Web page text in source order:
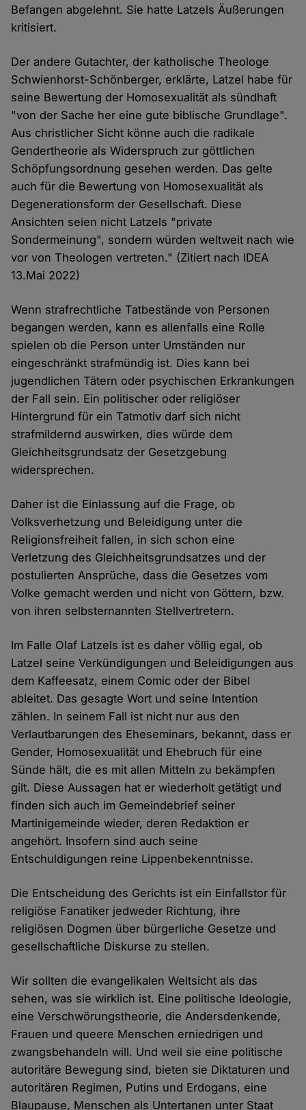
Befangen abgelehnt. Sie hatte Latzels Äußerungen
kritisiert.
Der andere Gutachter, der katholische Theologe
Schwienhorst-Schönberger, erklärte, Latzel habe für
seine Bewertung der Homosexualität als sündhaft
"von der Sache her eine gute biblische Grundlage".
Aus christlicher Sicht könne auch die radikale
Gendertheorie als Widerspruch zur göttlichen
Schöpfungsordnung gesehen werden. Das gelte
auch für die Bewertung von Homosexualität als
Degenerationsform der Gesellschaft. Diese
Ansichten seien nicht Latzels "private
Sondermeinung", sondern würden weltweit nach wie
vor von Theologen vertreten." (Zitiert nach IDEA
13.Mai 2022)
Wenn strafrechtliche Tatbestände von Personen
begangen werden, kann es allenfalls eine Rolle
spielen ob die Person unter Umständen nur
eingeschränkt strafmündig ist. Dies kann bei
jugendlichen Tätern oder psychischen Erkrankungen
der Fall sein. Ein politischer oder religiöser
Hintergrund für ein Tatmotiv darf sich nicht
strafmildernd auswirken, dies würde dem
Gleichheitsgrundsatz der Gesetzgebung
widersprechen.
Daher ist die Einlassung auf die Frage, ob
Volksverhetzung und Beleidigung unter die
Religionsfreiheit fallen, in sich schon eine
Verletzung des Gleichheitsgrundsatzes und der
postulierten Ansprüche, dass die Gesetzes vom
Volke gemacht werden und nicht von Göttern, bzw.
von ihren selbsternannten Stellvertretern.
Im Falle Olaf Latzels ist es daher völlig egal, ob
Latzel seine Verkündigungen und Beleidigungen aus
dem Kaffeesatz, einem Comic oder der Bibel
ableitet. Das gesagte Wort und seine Intention
zählen. In seinem Fall ist nicht nur aus den
Verlautbarungen des Eheseminars, bekannt, dass er
Gender, Homosexualität und Ehebruch für eine
Sünde hält, die es mit allen Mitteln zu bekämpfen
gilt. Diese Aussagen hat er wiederholt getätigt und
finden sich auch im Gemeindebrief seiner
Martinigemeinde wieder, deren Redaktion er
angehört. Insofern sind auch seine
Entschuldigungen reine Lippenbekenntnisse.
Die Entscheidung des Gerichts ist ein Einfallstor für
religiöse Fanatiker jedweder Richtung, ihre
religiösen Dogmen über bürgerliche Gesetze und
gesellschaftliche Diskurse zu stellen.
Wir sollten die evangelikalen Weltsicht als das
sehen, was sie wirklich ist. Eine politische Ideologie,
eine Verschwörungstheorie, die Andersdenkende,
Frauen und queere Menschen erniedrigen und
zwangsbehandeln will. Und weil sie eine politische
autoritäre Bewegung sind, bieten sie Diktaturen und
autoritären Regimen, Putins und Erdogans, eine
Blaupause, Menschen als Untertanen unter Staat